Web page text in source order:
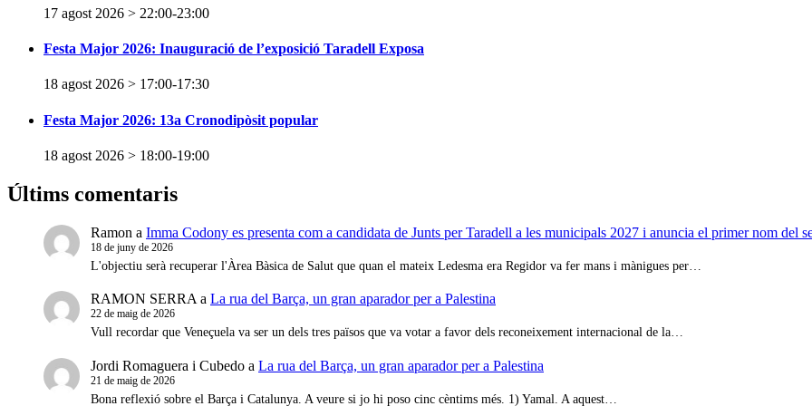
17 agost 2026 > 22:00-23:00
Festa Major 2026: Inauguració de l’exposició Taradell Exposa
18 agost 2026 > 17:00-17:30
Festa Major 2026: 13a Cronodipòsit popular
18 agost 2026 > 18:00-19:00
Últims comentaris
Ramon a Imma Codony es presenta com a candidata de Junts per Taradell a les municipals 2027 i anuncia el primer nom del
18 de juny de 2026
L'objectiu serà recuperar l'Àrea Bàsica de Salut que quan el mateix Ledesma era Regidor va fer mans i mànigues per…
RAMON SERRA a La rua del Barça, un gran aparador per a Palestina
22 de maig de 2026
Vull recordar que Veneçuela va ser un dels tres països que va votar a favor dels reconeixement internacional de la…
Jordi Romaguera i Cubedo a La rua del Barça, un gran aparador per a Palestina
21 de maig de 2026
Bona reflexió sobre el Barça i Catalunya. A veure si jo hi poso cinc cèntims més. 1) Yamal. A aquest…